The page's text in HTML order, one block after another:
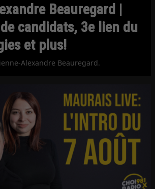
Beauregard |
candidats, 3e lien du
et plus!
Alexandre Beauregard.